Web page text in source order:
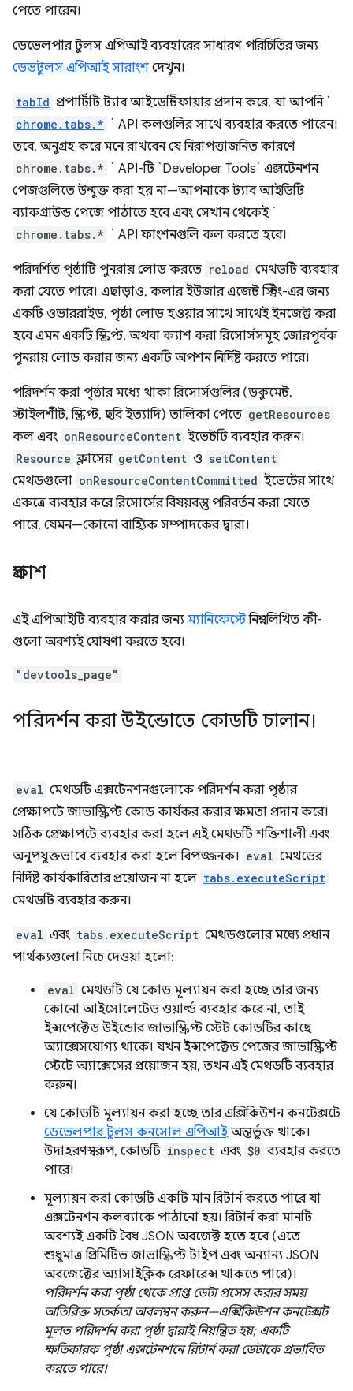
পেতে পারেন।
ডেভেলপার টুলস এপিআই ব্যবহারের সাধারণ পরিচিতির জন্য
ডেভটুলস এপিআই সারাংশ দেখুন।
tabId প্রপার্টিটি ট্যাব আইডেন্টিফায়ার প্রদান করে, যা আপনি `
chrome.tabs.* ` API কলগুলির সাথে ব্যবহার করতে পারেন।
তবে, অনুগ্রহ করে মনে রাখবেন যে নিরাপত্তাজনিত কারণে
chrome.tabs.* ` API-টি `Developer Tools` এক্সটেনশন
পেজগুলিতে উন্মুক্ত করা হয় না—আপনাকে ট্যাব আইডিটি
ব্যাকগ্রাউন্ড পেজে পাঠাতে হবে এবং সেখান থেকেই `
chrome.tabs.* ` API ফাংশনগুলি কল করতে হবে।
পরিদর্শিত পৃষ্ঠাটি পুনরায় লোড করতে reload মেথডটি ব্যবহার
করা যেতে পারে। এছাড়াও, কলার ইউজার এজেন্ট স্ট্রিং-এর জন্য
একটি ওভাররাইড, পৃষ্ঠা লোড হওয়ার সাথে সাথেই ইনজেক্ট করা
হবে এমন একটি স্ক্রিপ্ট, অথবা ক্যাশ করা রিসোর্সসমূহ জোরপূর্বক
পুনরায় লোড করার জন্য একটি অপশন নির্দিষ্ট করতে পারে।
পরিদর্শন করা পৃষ্ঠার মধ্যে থাকা রিসোর্সগুলির (ডকুমেন্ট,
স্টাইলশীট, স্ক্রিপ্ট, ছবি ইত্যাদি) তালিকা পেতে getResources
কল এবং onResourceContent ইভেন্টটি ব্যবহার করুন।
Resource ক্লাসের getContent ও setContent
মেথডগুলো onResourceContentCommitted ইভেন্টের সাথে
একত্রে ব্যবহার করে রিসোর্সের বিষয়বস্তু পরিবর্তন করা যেতে
পারে, যেমন—কোনো বাহ্যিক সম্পাদকের দ্বারা।
প্রকাশ
এই এপিআইটি ব্যবহার করার জন্য ম্যানিফেস্টেনিম্নলিখিত কী-
গুলো অবশ্যই ঘোষণা করতে হবে।
"devtools_page"
পরিদর্শন করা উইন্ডোতে কোডটি চালান।
eval মেথডটি এক্সটেনশনগুলোকে পরিদর্শন করা পৃষ্ঠার
প্রেক্ষাপটে জাভাস্ক্রিপ্ট কোড কার্যকর করার ক্ষমতা প্রদান করে।
সঠিক প্রেক্ষাপটে ব্যবহার করা হলে এই মেথডটি শক্তিশালী এবং
অনুপযুক্তভাবে ব্যবহার করা হলে বিপজ্জনক। eval মেথডের
নির্দিষ্ট কার্যকারিতার প্রয়োজন না হলে tabs.executeScript
মেথডটি ব্যবহার করুন।
eval এবং tabs.executeScript মেথডগুলোর মধ্যে প্রধান
পার্থক্যগুলো নিচে দেওয়া হলো:
eval মেথডটি যে কোড মূল্যায়ন করা হচ্ছে তার জন্য
কোনো আইসোলেটেড ওয়ার্ল্ড ব্যবহার করে না, তাই
ইন্সপেক্টেড উইন্ডোর জাভাস্ক্রিপ্ট স্টেট কোডটির কাছে
অ্যাক্সেসযোগ্য থাকে। যখন ইন্সপেক্টেড পেজের জাভাস্ক্রিপ্ট
স্টেটে অ্যাক্সেসের প্রয়োজন হয়, তখন এই মেথডটি ব্যবহার
করুন।
যে কোডটি মূল্যায়ন করা হচ্ছে তার এক্সিকিউশন কনটেক্সটে
ডেভেলপার টুলস কনসোল এপিআইঅন্তর্ভুক্ত থাকে।
উদাহরণস্বরূপ, কোডটি inspect এবং $0 ব্যবহার করতে
পারে।
মূল্যায়ন করা কোডটি একটি মান রিটার্ন করতে পারে যা
এক্সটেনশন কলব্যাকে পাঠানো হয়। রিটার্ন করা মানটি
অবশ্যই একটি বৈধ JSON অবজেক্ট হতে হবে (এতে
শুধুমাত্র প্রিমিটিভ জাভাস্ক্রিপ্ট টাইপ এবং অন্যান্য JSON
অবজেক্টের অ্যাসাইক্লিক রেফারেন্স থাকতে পারে)।
পরিদর্শন করা পৃষ্ঠা থেকে প্রাপ্ত ডেটা প্রসেস করার সময়
অতিরিক্ত সতর্কতা অবলম্বন করুন—এক্সিকিউশন কনটেক্সট
মূলত পরিদর্শন করা পৃষ্ঠা দ্বারাই নিয়ন্ত্রিত হয়; একটি
ক্ষতিকারক পৃষ্ঠা এক্সটেনশনে রিটার্ন করা ডেটাকে প্রভাবিত
করতে পারে।